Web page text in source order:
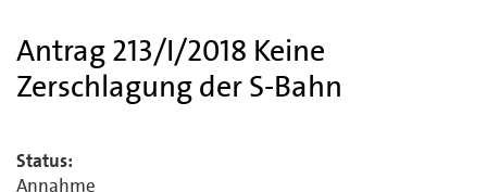
Antrag 213/I/2018 Keine
Zerschlagung der S-Bahn
Status:
Annahme